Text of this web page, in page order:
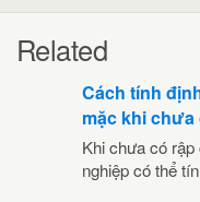
Related
Cách tính
mặc khi
Khi chưa có
nghiệp có thể